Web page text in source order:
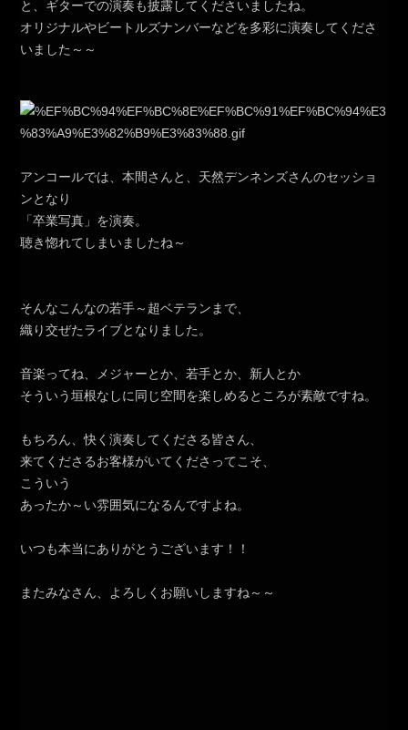
と、ギターでの演奏も披露してくださいましたね。
オリジナルやビートルズナンバーなどを多彩に演奏してくださ
いました～～
アンコールでは、本間さんと、天然デンネンズさんのセッショ
ンとなり
「卒業写真」を演奏。
聴き惚れてしまいましたね～
そんなこんなの若手～超ベテランまで、
織り交ぜたライブとなりました。
音楽ってね、メジャーとか、若手とか、新人とか
そういう垣根なしに同じ空間を楽しめるところが素敵ですね。
もちろん、快く演奏してくださる皆さん、
来てくださるお客様がいてくださってこそ、
こういう
あったか～い雰囲気になるんですよね。
いつも本当にありがとうございます！！
またみなさん、よろしくお願いしますね～～